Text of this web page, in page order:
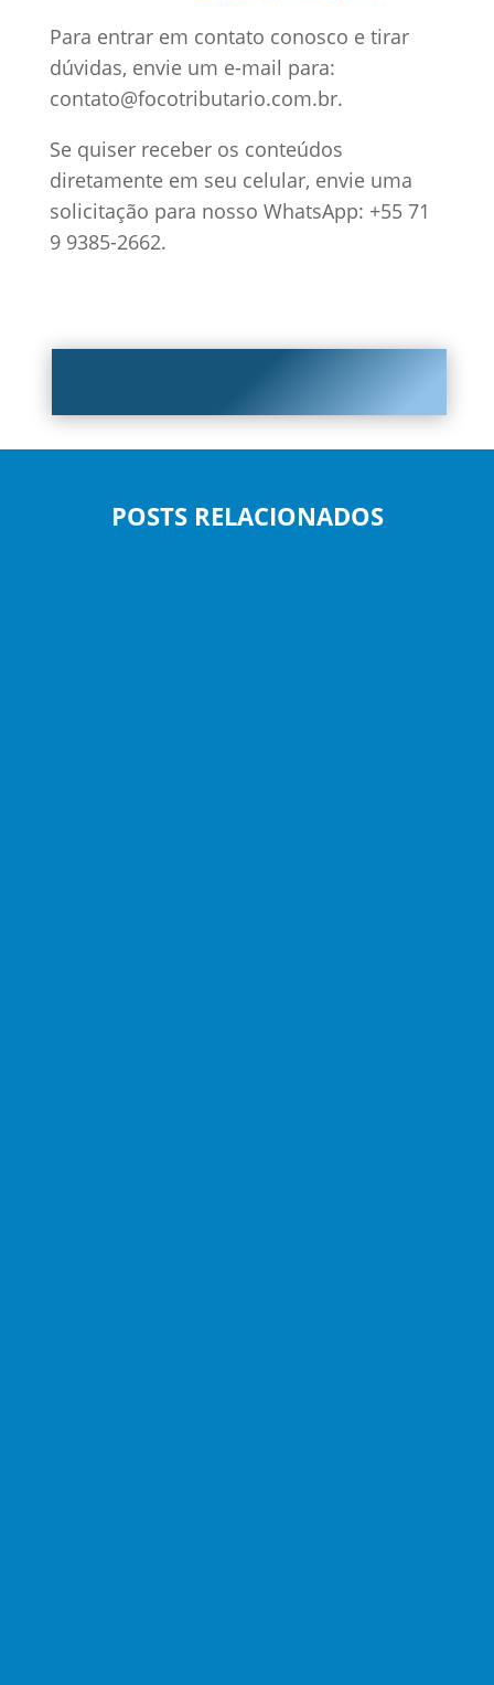
Para entrar em contato conosco e tirar
dúvidas, envie um e-mail para:
contato@focotributario.com.br.
Se quiser receber os conteúdos
diretamente em seu celular, envie uma
solicitação para nosso WhatsApp: +55 71
9 9385-2662.
POSTS RELACIONADOS